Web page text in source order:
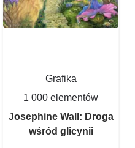
Grafika
1 000 elementów
Josephine Wall: Droga
wśród glicynii